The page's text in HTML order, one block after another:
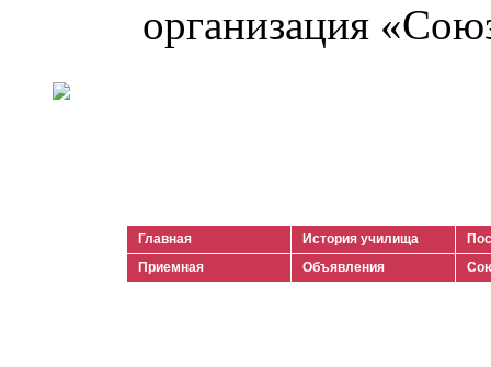
организация
Главная История училища
Приемная
Объявления